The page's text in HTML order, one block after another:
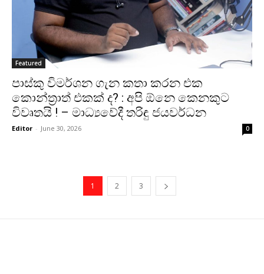
Featured
පාස්කු විමර්ශන ගැන කතා කරන එක
කොන්ත්‍රාත් එකක් ද? : අපි ඕනෙ කෙනකුට
විවෘතයි ! – මාධ්‍යවේදී තරිඳු ජයවර්ධන
Editor - June 30, 2026 0
1 2 3